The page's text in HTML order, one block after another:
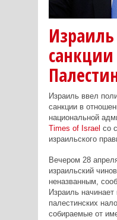
Израиль ввел
санкции в
национальной
Times of Israel со
израильского
Вечером 28
израильский
неназванным,
Израиль начинает
палестинских
собираемые от